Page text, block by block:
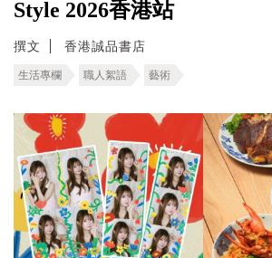
Style 2026香港站
撰文 香港誠品書店
生活專欄 職人絮語 藝術